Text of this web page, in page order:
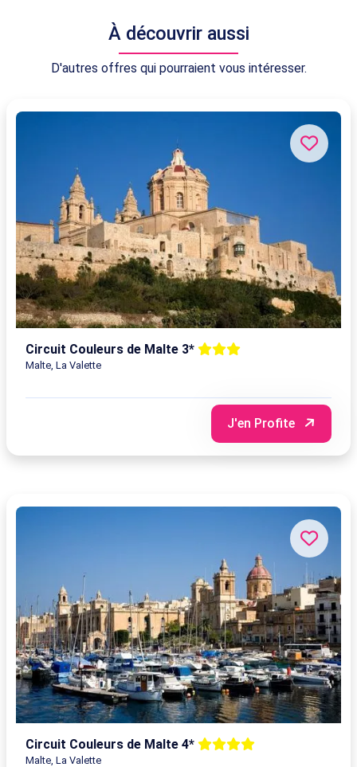
À découvrir aussi
D'autres offres qui pourraient vous intéresser.
Circuit Couleurs de Malte 3*
Malte, La Valette
J'en Profite
Circuit Couleurs de Malte 4*
Malte, La Valette